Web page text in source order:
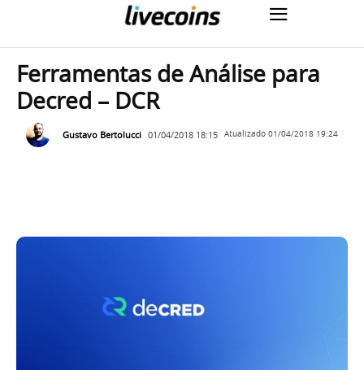
Ferramentas de Análise para
Decred – DCR
Gustavo Bertolucci 01/04/2018 18:15 Atualizado 01/04/2018 19:24